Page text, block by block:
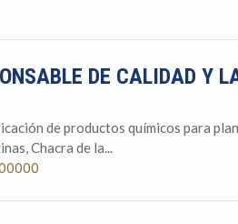
DE CALIDAD Y
de productos químicos para
Chacra de la...